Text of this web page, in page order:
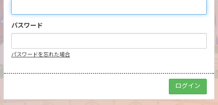
パスワード
パスワードを忘れた場合